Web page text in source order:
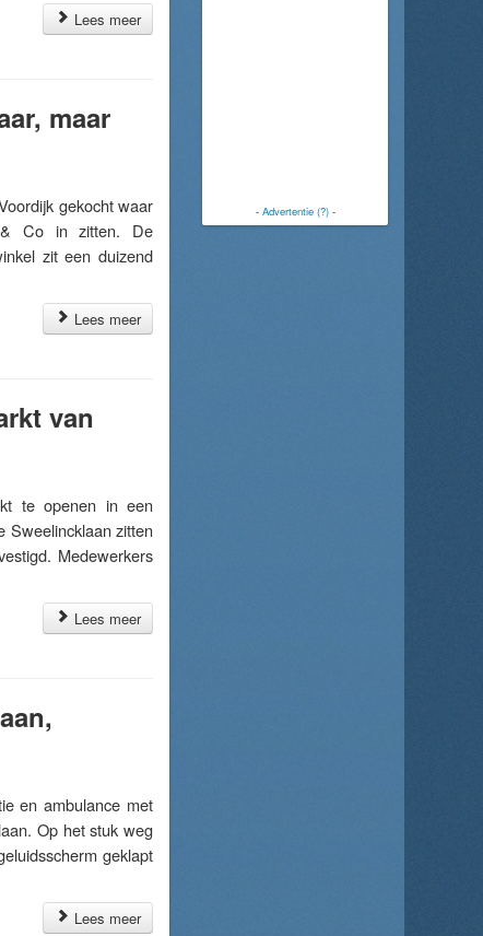
Lees meer
maar
gekocht waar
& Co in zitten. De
zit een duizend
Lees meer
van
te openen in een
Sweelincklaan zitten
Medewerkers
Lees meer
en ambulance met
Op het stuk weg
geklapt
Lees meer
- Advertentie (?)-